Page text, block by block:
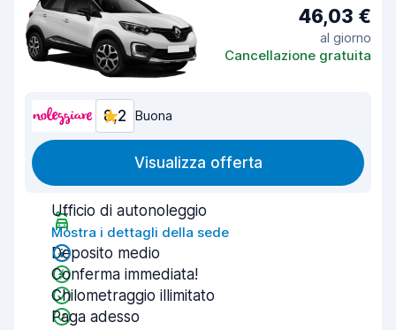
46,03 €
al giorno
Cancellazione gratuita
8,2 Buona
Visualizza offerta
Ufficio di autonoleggio
Mostra i dettagli della sede
Deposito medio
Conferma immediata!
Chilometraggio illimitato
Paga adesso